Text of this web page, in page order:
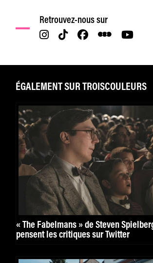
Retrouvez-nous sur
ÉGALEMENT SUR TROISCOULEURS
« The Fabelmans » de Steven
pensent les critiques sur Twitter